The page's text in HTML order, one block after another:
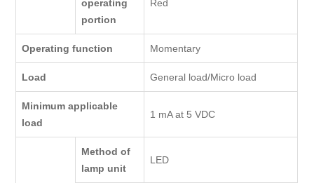
operating
portion
Red
Operating function Momentary
Load General load/Micro load
Minimum applicable
load
1 mA at 5 VDC
Method of
lamp unit
LED